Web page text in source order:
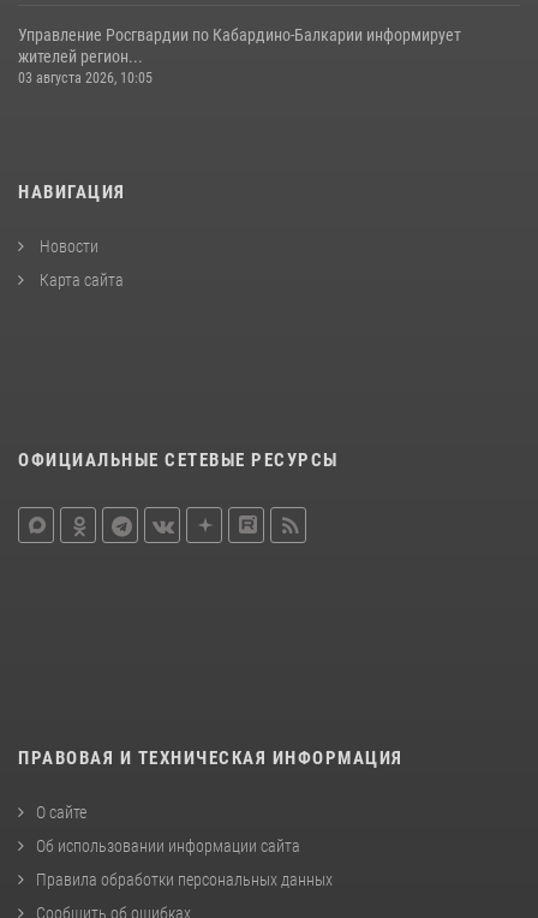
Управление Росгвардии по Кабардино-Балкарии информирует
жителей регион...
03 августа 2026, 10:05
НАВИГАЦИЯ
Новости
Карта сайта
ОФИЦИАЛЬНЫЕ СЕТЕВЫЕ РЕСУРСЫ
ПРАВОВАЯ И ТЕХНИЧЕСКАЯ ИНФОРМАЦИЯ
О сайте
Об использовании информации сайта
Правила обработки персональных данных
Сообщить об ошибках